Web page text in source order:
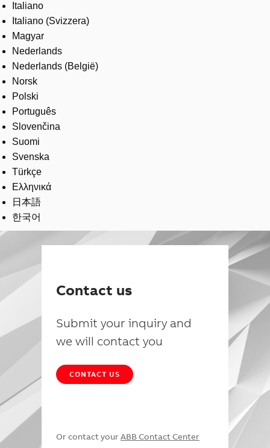
Italiano
Italiano (Svizzera)
Magyar
Nederlands
Nederlands (België)
Norsk
Polski
Português
Slovenčina
Suomi
Svenska
Türkçe
Ελληνικά
日本語
한국어
Contact us
Submit your inquiry and
we will contact you
CONTACT US
Or contact your ABB Contact Center